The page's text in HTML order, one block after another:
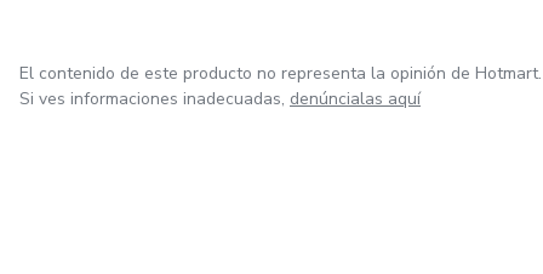
El contenido de este producto no representa la opinión de Hotmart.
Si ves informaciones inadecuadas, denúncialas aquí